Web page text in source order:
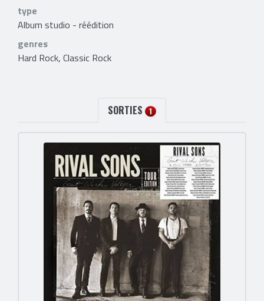
type
Album studio - réédition
genres
Hard Rock, Classic Rock
SORTIES 1